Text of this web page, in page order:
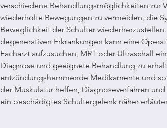
verschiedene Behandlungsmöglichkeiten zur
wiederholte Bewegungen zu vermeiden, die
Beweglichkeit der Schulter
degenerativen Erkrankungen kann eine
Facharzt aufzusuchen, MRT oder Ultraschall
Diagnose und geeignete Behandlung zu
entzündungshemmende Medikamente und
der Muskulatur helfen, Diagnoseverfahren
ein beschädigtes Schultergelenk näher